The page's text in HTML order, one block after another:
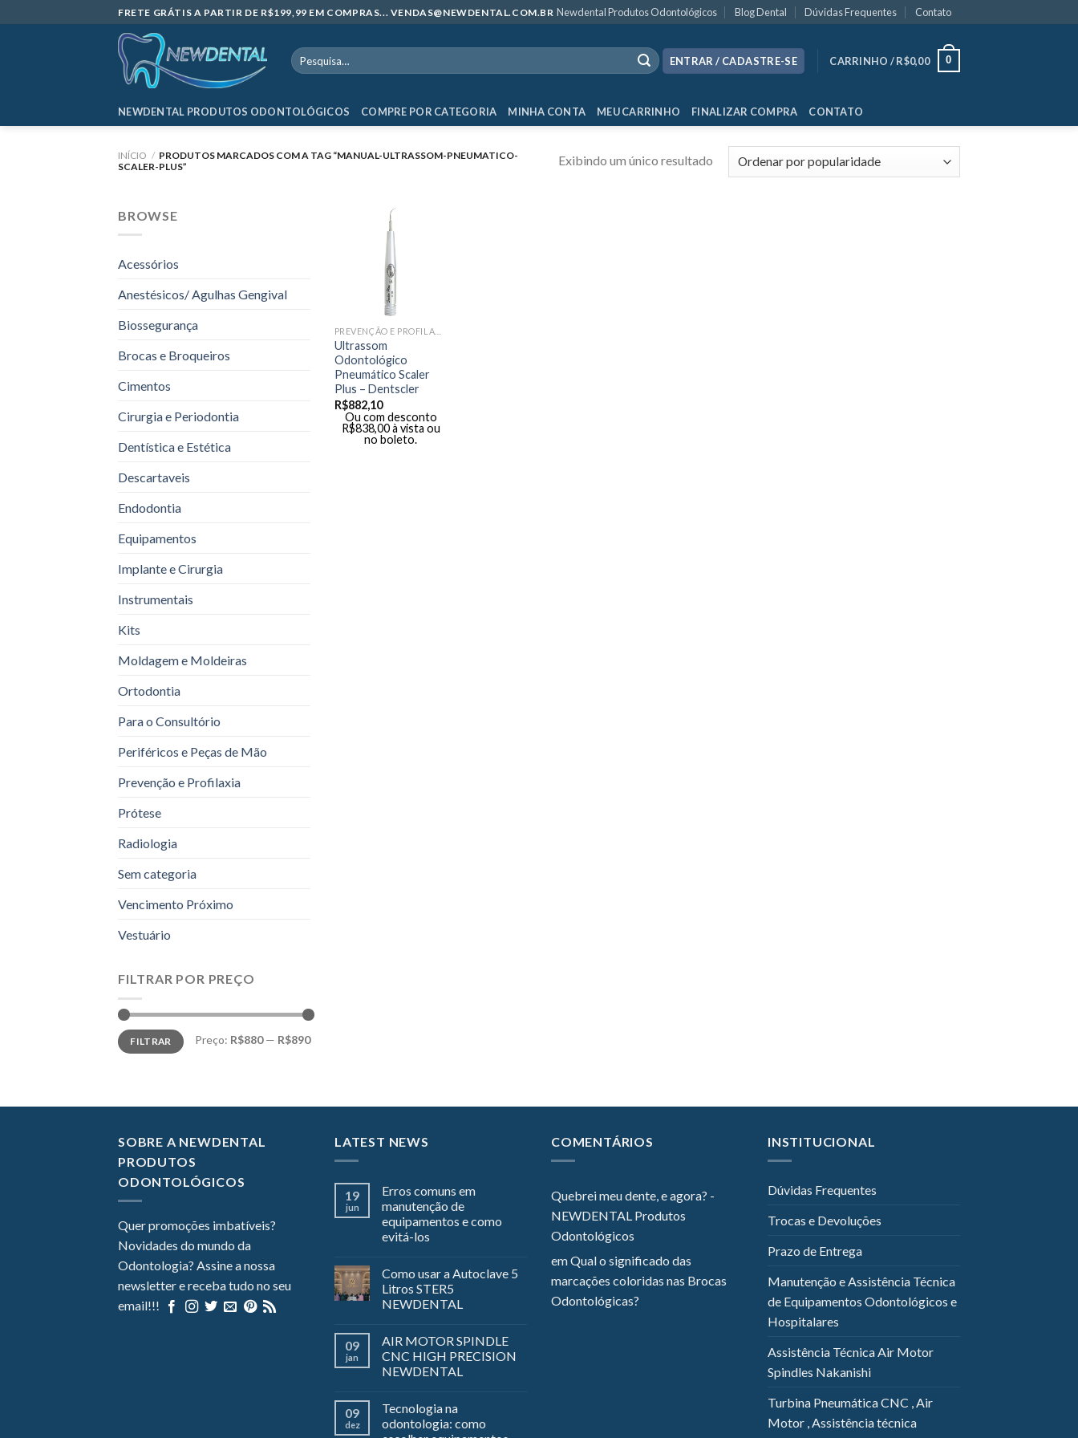
to
FRETE GRÁTIS A PARTIR DE R$199,99 EM COMPRAS... VENDAS@NEWDENTAL.COM.BR Newdental Produtos Odontológicos Blog Dental Dúvidas Frequentes Contato
Pesquisar
por:
ENTRAR / CADASTRE-SE CARRINHO /R$0,00 0
NEWDENTAL PRODUTOS ODONTOLÓGICOS COMPRE POR CATEGORIA MINHA CONTA MEU CARRINHO FINALIZAR COMPRA CONTATO
INÍCIO / PRODUTOS MARCADOS COM A TAG “MANUAL-ULTRASSOM-PNEUMATICO-
SCALER-PLUS”
Exibindo um único resultado
BROWSE
Acessórios
Anestésicos/ Agulhas Gengival
Biossegurança
Brocas e Broqueiros
Cimentos
Cirurgia e Periodontia
Dentística e Estética
Descartaveis
Endodontia
Equipamentos
Implante e Cirurgia
Instrumentais
Kits
Moldagem e Moldeiras
Ortodontia
Para o Consultório
Periféricos e Peças de Mão
Prevenção e Profilaxia
Prótese
Radiologia
Sem categoria
Vencimento Próximo
Vestuário
FILTRAR POR PREÇO
Preço
mínimo
Preço
máximo
FILTRAR Preço: R$880— R$890
Ultrassom
Odontológico
Pneumático Scaler
Plus – Dentscler
R$882,10
Ou com desconto
R$838,00 à vista ou
no boleto.
SOBRE A NEWDENTAL
PRODUTOS
ODONTOLÓGICOS
Quer promoções imbatíveis?
Novidades do mundo da
Odontologia? Assine a nossa
newsletter e receba tudo no seu
email!!!
LATEST NEWS
19
jun
Erros comuns em
manutenção de
equipamentos e como
evitá-los
Como usar a Autoclave 5
Litros STER5
NEWDENTAL
09
jan
AIR MOTOR SPINDLE
CNC HIGH PRECISION
NEWDENTAL
09
dez
Tecnologia na
odontologia: como
COMENTÁRIOS
Quebrei meu dente, e agora? -
NEWDENTAL Produtos
Odontológicos
emQual o significado das
marcações coloridas nas Brocas
Odontológicas?
INSTITUCIONAL
Dúvidas Frequentes
Trocas e Devoluções
Prazo de Entrega
Manutenção e Assistência Técnica
de Equipamentos Odontológicos e
Hospitalares
Assistência Técnica Air Motor
Spindles Nakanishi
Turbina Pneumática CNC , Air
Motor , Assistência técnica